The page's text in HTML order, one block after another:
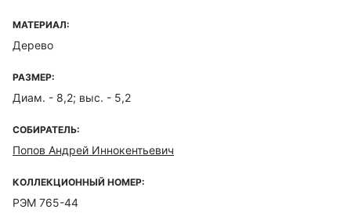
МАТЕРИАЛ:
Дерево
РАЗМЕР:
Диам. - 8,2; выс. - 5,2
СОБИРАТЕЛЬ:
Попов Андрей Иннокентьевич
КОЛЛЕКЦИОННЫЙ НОМЕР:
РЭМ 765-44